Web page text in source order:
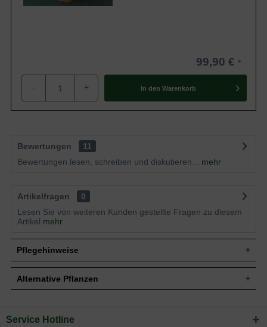
99,90 €
- + In den Warenkorb
Bewertungen
11
Bewertungen lesen, schreiben und diskutieren...
mehr
Artikelfragen
0
Lesen Sie von weiteren Kunden gestellte Fragen zu diesem
Artikel mehr
Pflegehinweise
Pflanz- und Pflegetipps Yucca gloriosa 'Variegata'
Alternative Pflanzen
Sie suchen eine Alternative?
Service Hotline